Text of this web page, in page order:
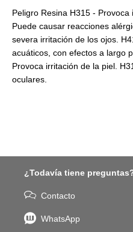
Peligro Resina H315 -
Puede causar reacciones
severa irritación de los ojos.
acuáticos, con efectos a largo
Provoca irritación de la piel.
oculares.
¿Todavía tiene
Contacto
WhatsApp